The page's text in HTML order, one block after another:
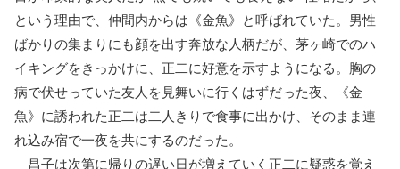
という理由で、仲間内からは《金魚》と呼ばれていた。男性
ばかりの集まりにも顔を出す奔放な人柄だが、茅ヶ崎でのハ
イキングをきっかけに、正二に好意を示すようになる。胸の
病で伏せっていた友人を見舞いに行くはずだった夜、《金
魚》に誘われた正二は二人きりで食事に出かけ、そのまま連
れ込み宿で一夜を共にするのだった。
昌子は次第に帰りの遅い日が増えていく正二に疑惑を覚え